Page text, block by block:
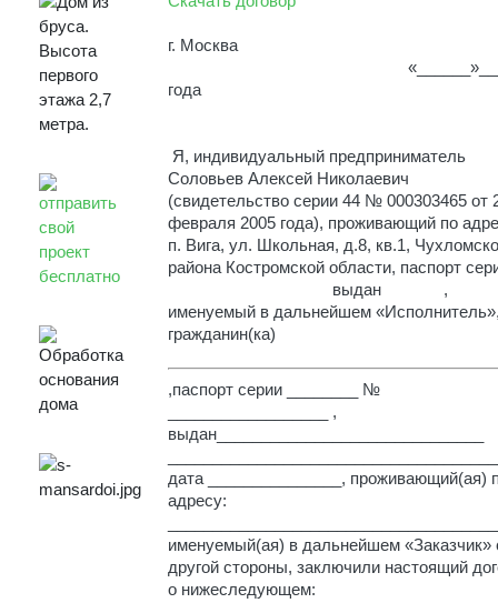
г. Москва
года
Я, индивидуальный предприниматель
Соловьев Алексей Николаевич
(свидетельство серии 44 № 000303465 от
февраля 2005 года), проживающий по
п. Вига, ул. Школьная, д.8, кв.1,
района Костромской области, паспорт
выдан ,
именуемый в дальнейшем «Исполнитель»
гражданин(ка)
,паспорт серии ________ №
__________________ ,
выдан______________________________
дата _______________, проживающий(ая)
адресу:
именуемый(ая) в дальнейшем «Заказчик»
другой стороны, заключили настоящий
о нижеследующем: